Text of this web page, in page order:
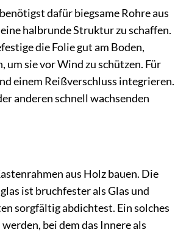
dafür biegsame Rohre aus
halbrunde Struktur zu schaffen.
die Folie gut am Boden,
sie vor Wind zu schützen. Für
einem Reißverschluss integrieren.
anderen schnell wachsenden
aus Holz bauen. Die
ist bruchfester als Glas und
sorgfältig abdichtest. Ein solches
bei dem das Innere als